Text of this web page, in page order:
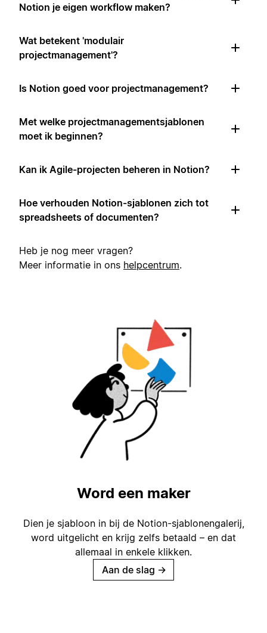
Notion je eigen workflow maken?
Wat betekent 'modulair
projectmanagement'?
Is Notion goed voor projectmanagement?
Met welke projectmanagementsjablonen
moet ik beginnen?
Kan ik Agile-projecten beheren in Notion?
Hoe verhouden Notion-sjablonen zich tot
spreadsheets of documenten?
Heb je nog meer vragen?
Meer informatie in ons helpcentrum.
Word een maker
Dien je sjabloon in bij de Notion-sjablonengalerij,
word uitgelicht en krijg zelfs betaald – en dat
allemaal in enkele klikken.
Aan de slag →